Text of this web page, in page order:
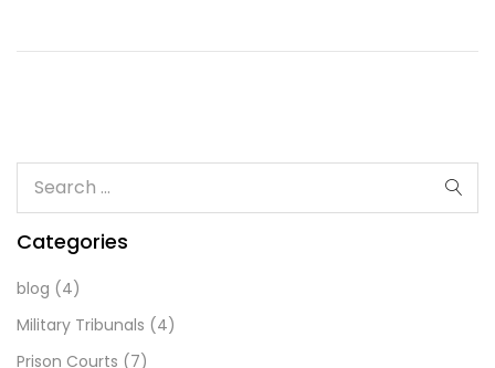
Categories
blog (4)
Military Tribunals (4)
Prison Courts (7)